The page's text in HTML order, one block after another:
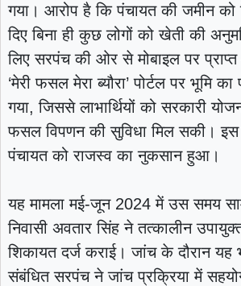
गया। आरोप है कि पंचायत की जमीन को
दिए बिना ही कुछ लोगों को खेती की
लिए सरपंच की ओर से मोबाइल पर
‘मेरी फसल मेरा ब्यौरा’ पोर्टल पर भूमि
गया, जिससे लाभार्थियों को सरकारी
फसल विपणन की सुविधा मिल सकी। इस
पंचायत को राजस्व का नुकसान हुआ।
यह मामला मई-जून 2024 में उस समय
निवासी अवतार सिंह ने तत्कालीन
शिकायत दर्ज कराई। जांच के दौरान
संबंधित सरपंच ने जांच प्रक्रिया में